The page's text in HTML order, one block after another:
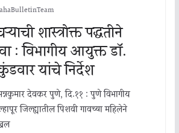
शास्त्रोक्त पद्धतीने
: विभागीय आयुक्त डॉ.
यांचे निर्देश
देवकर पुणे, दि.११ : पुणे विभागीय
जिल्ह्यातील पिशवी गावच्या महिलेने